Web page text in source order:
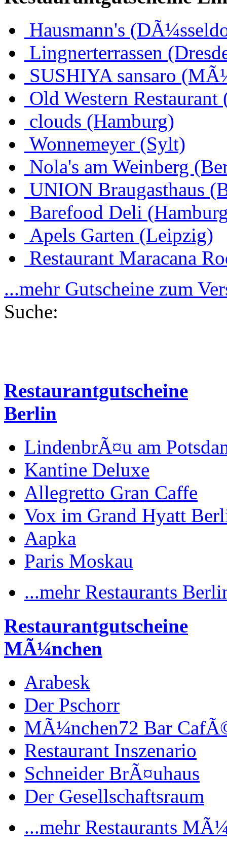
Hausmann's
Lingnerterrassen
SUSHIYA sansaro
Old Western Restaurant
clouds (Hamburg)
Wonnemeyer (Sylt)
Nola's am Weinberg
UNION Braugasthaus
Barefood Deli
Apels Garten (Leipzig)
Restaurant Maracana
...mehr Gutscheine zum
Suche:
Restaurantgutscheine
Berlin
LindenbrÃ¤u am
Kantine Deluxe
Allegretto Gran Caffe
Vox im Grand Hyatt
Aapka
Paris Moskau
...mehr Restaurants
Restaurantgutscheine
MÃ¼nchen
Arabesk
Der Pschorr
MÃ¼nchen72 Bar
Restaurant Inszenario
Schneider BrÃ¤uhaus
Der Gesellschaftsraum
...mehr Restaurants